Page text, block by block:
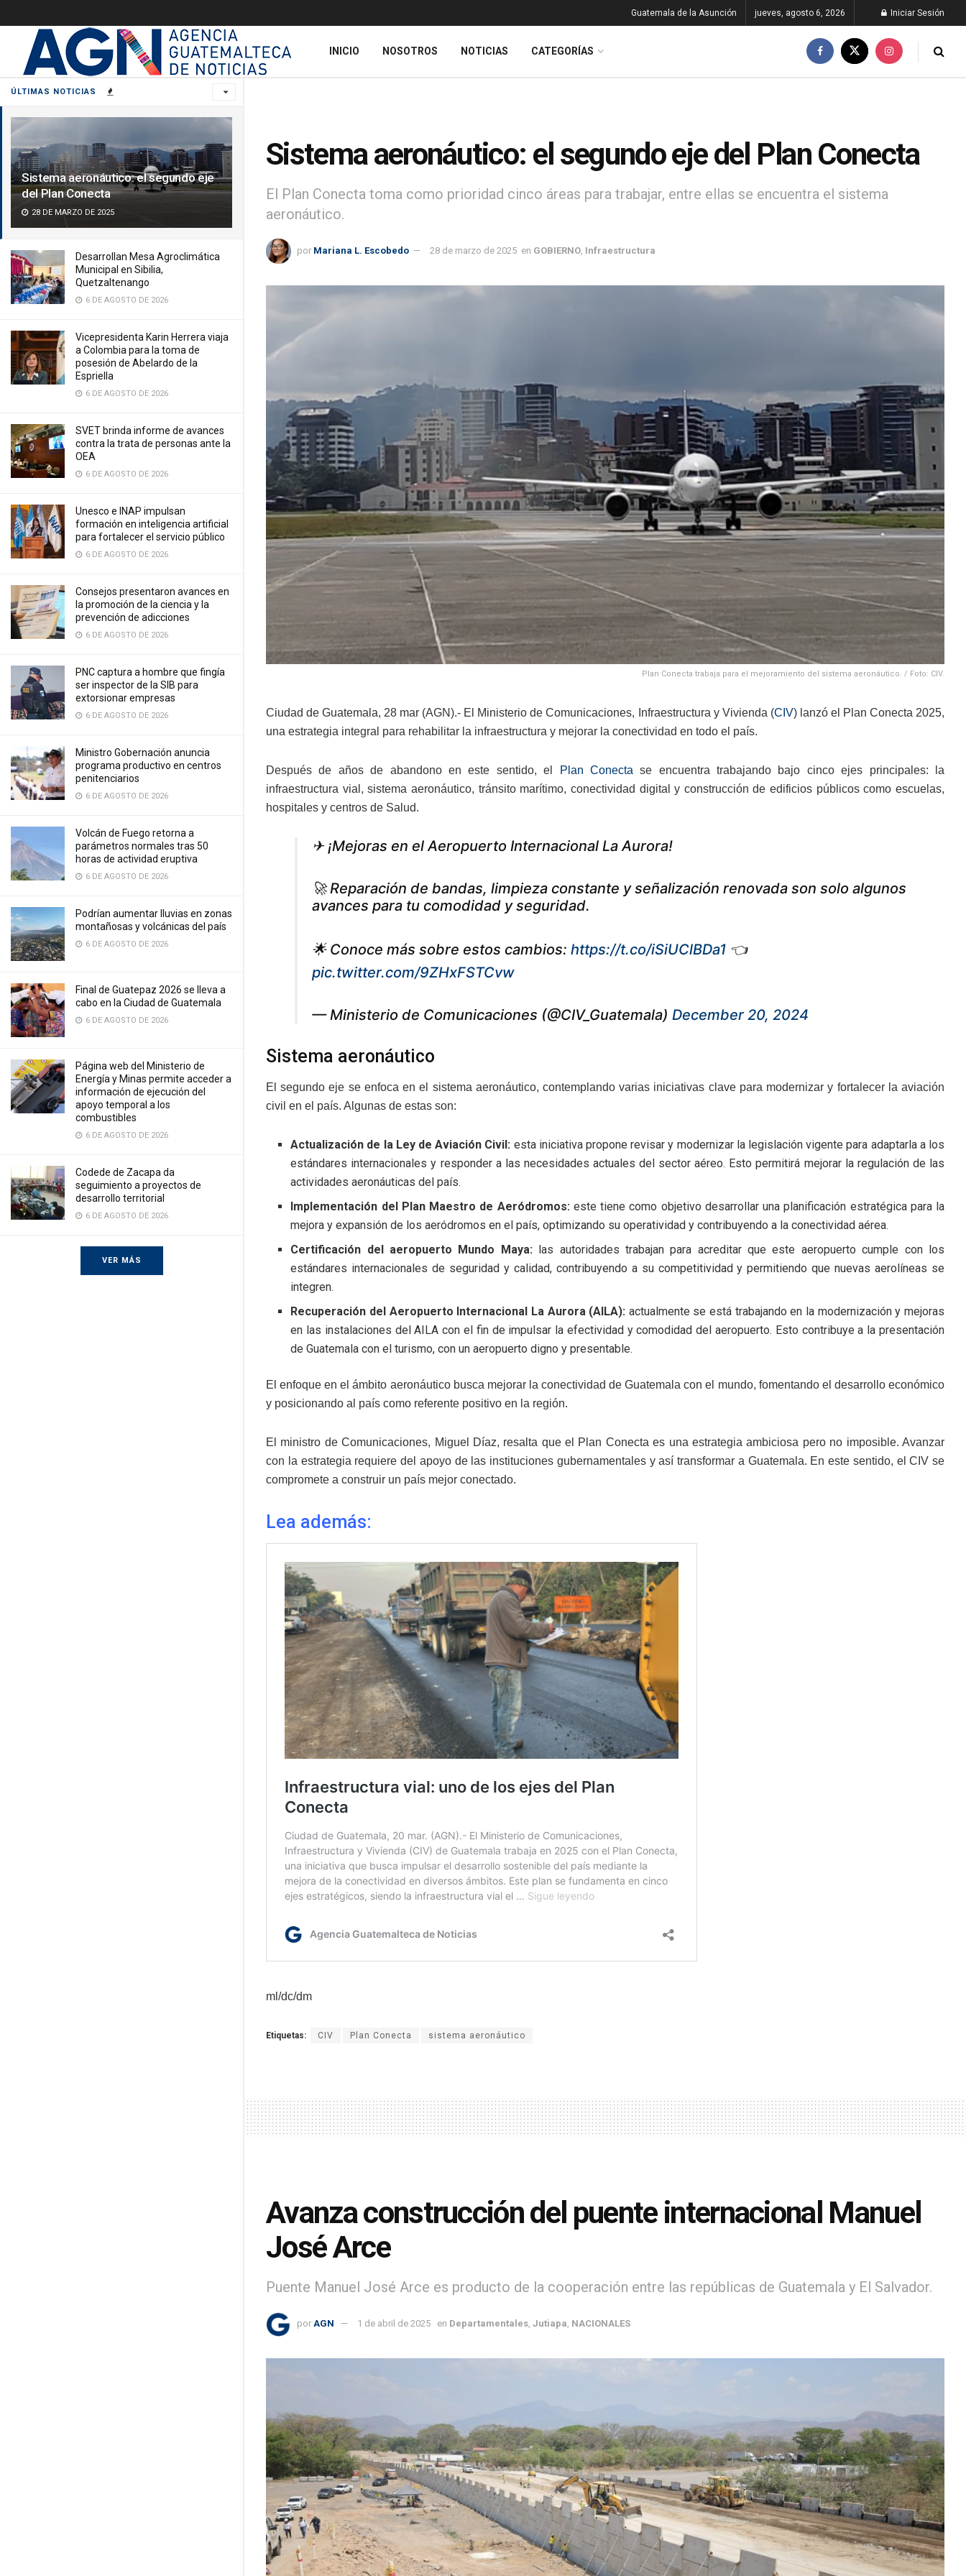
ÚLTIMAS NOTICIAS
Sistema aeronáutico: el segundo eje
del Plan Conecta
28 DE MARZO DE 2025
Desarrollan Mesa Agroclimática
Municipal en Sibilia,
Quetzaltenango
6 DE AGOSTO DE 2026
Vicepresidenta Karin Herrera viaja
a Colombia para la toma de
posesión de Abelardo de la
Espriella
6 DE AGOSTO DE 2026
SVET brinda informe de avances
contra la trata de personas ante la
OEA
6 DE AGOSTO DE 2026
Unesco e INAP impulsan
formación en inteligencia artificial
para fortalecer el servicio público
6 DE AGOSTO DE 2026
Consejos presentaron avances en
la promoción de la ciencia y la
prevención de adicciones
6 DE AGOSTO DE 2026
PNC captura a hombre que fingía
ser inspector de la SIB para
extorsionar empresas
6 DE AGOSTO DE 2026
Ministro Gobernación anuncia
programa productivo en centros
penitenciarios
6 DE AGOSTO DE 2026
Volcán de Fuego retorna a
parámetros normales tras 50
horas de actividad eruptiva
6 DE AGOSTO DE 2026
Podrían aumentar lluvias en zonas
montañosas y volcánicas del país
6 DE AGOSTO DE 2026
Final de Guatepaz 2026 se lleva a
cabo en la Ciudad de Guatemala
6 DE AGOSTO DE 2026
Página web del Ministerio de
Energía y Minas permite acceder a
información de ejecución del
apoyo temporal a los
combustibles
6 DE AGOSTO DE 2026
Codede de Zacapa da
seguimiento a proyectos de
desarrollo territorial
6 DE AGOSTO DE 2026
VER MÁS
Guatemala de la Asunción jueves, agosto 6, 2026 Iniciar Sesión
INICIO NOSOTROS NOTICIAS CATEGORÍAS
Sistema aeronáutico: el segundo eje del Plan Conecta
El Plan Conecta toma como prioridad cinco áreas para trabajar, entre ellas se encuentra el sistema
aeronáutico.
por Mariana L. Escobedo 28 de marzo de 2025 en GOBIERNO Infraestructura
Plan Conecta trabaja para el mejoramiento del sistema aeronáutico. / Foto: CIV.
Ciudad de Guatemala, 28 mar (AGN).- El Ministerio de Comunicaciones, Infraestructura y Vivienda (CIV) lanzó el Plan Conecta 2025,
una estrategia integral para rehabilitar la infraestructura y mejorar la conectividad en todo el país.
Después de años de abandono en este sentido, el Plan Conecta se encuentra trabajando bajo cinco ejes principales: la
infraestructura vial, sistema aeronáutico, tránsito marítimo, conectividad digital y construcción de edificios públicos como escuelas,
hospitales y centros de Salud.
✈ ¡Mejoras en el Aeropuerto Internacional La Aurora!
🚀 Reparación de bandas, limpieza constante y señalización renovada son solo algunos
avances para tu comodidad y seguridad.
🌟 Conoce más sobre estos cambios: https://t.co/iSiUClBDa1 👈
pic.twitter.com/9ZHxFSTCvw
— Ministerio de Comunicaciones (@CIV_Guatemala) December 20, 2024
Sistema aeronáutico
El segundo eje se enfoca en el sistema aeronáutico, contemplando varias iniciativas clave para modernizar y fortalecer la aviación
civil en el país. Algunas de estas son:
Actualización de la Ley de Aviación Civil: esta iniciativa propone revisar y modernizar la legislación vigente para adaptarla a los
estándares internacionales y responder a las necesidades actuales del sector aéreo. Esto permitirá mejorar la regulación de las
actividades aeronáuticas del país.
Implementación del Plan Maestro de Aeródromos:este tiene como objetivo desarrollar una planificación estratégica para la
mejora y expansión de los aeródromos en el país, optimizando su operatividad y contribuyendo a la conectividad aérea.
Certificación del aeropuerto Mundo Maya: las autoridades trabajan para acreditar que este aeropuerto cumple con los
estándares internacionales de seguridad y calidad, contribuyendo a su competitividad y permitiendo que nuevas aerolíneas se
integren.
Recuperación del Aeropuerto Internacional La Aurora (AILA): actualmente se está trabajando en la modernización y mejoras
en las instalaciones del AILA con el fin de impulsar la efectividad y comodidad del aeropuerto. Esto contribuye a la presentación
de Guatemala con el turismo, con un aeropuerto digno y presentable.
El enfoque en el ámbito aeronáutico busca mejorar la conectividad de Guatemala con el mundo, fomentando el desarrollo económico
y posicionando al país como referente positivo en la región.
El ministro de Comunicaciones, Miguel Díaz, resalta que el Plan Conecta es una estrategia ambiciosa pero no imposible. Avanzar
con la estrategia requiere del apoyo de las instituciones gubernamentales y así transformar a Guatemala. En este sentido, el CIV se
compromete a construir un país mejor conectado.
Lea además:
ml/dc/dm
Etiquetas: CIV Plan Conecta sistema aeronáutico
Avanza construcción del puente internacional Manuel
José Arce
Puente Manuel José Arce es producto de la cooperación entre las repúblicas de Guatemala y El Salvador.
por AGN 1 de abril de 2025 en Departamentales, Jutiapa, NACIONALES